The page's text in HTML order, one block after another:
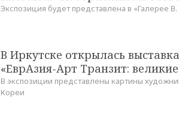
Экспозиция будет представлена в «Галерее
В Иркутске открылась
«ЕврАзия-Арт Транзит:
В экспозиции представлены картины
Кореи